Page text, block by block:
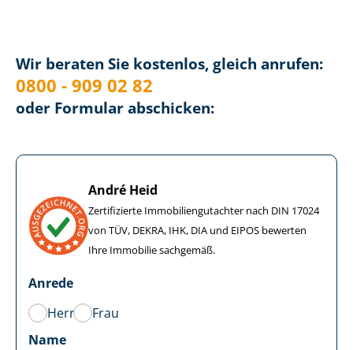
Wir beraten Sie kostenlos, gleich anrufen:
0800 - 909 02 82
oder Formular abschicken:
André Heid
Zertifizierte Im­mo­bi­li­en­gut­ach­ter nach DIN 17024
von TÜV, DEKRA, IHK, DIA und EIPOS bewerten
Ihre Immobilie sachgemäß.
Anrede
Herr
Frau
Name